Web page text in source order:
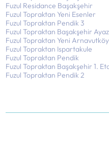
Fuzul Residance Başakşehir
Fuzul Topraktan Yeni Esenler
Fuzul Topraktan Pendik 3
Fuzul Topraktan Başakşehir
Fuzul Topraktan Yeni Arnavutköy
Fuzul Topraktan Ispartakule
Fuzul Topraktan Pendik
Fuzul Topraktan Başakşehir 1.
Fuzul Topraktan Pendik 2